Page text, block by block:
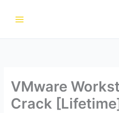
VMware
Crack